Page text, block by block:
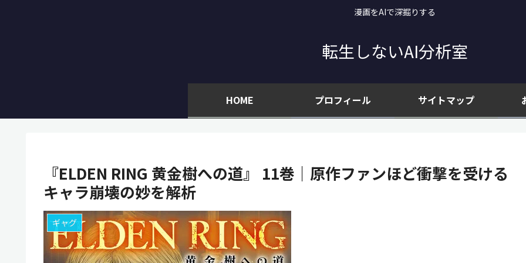
漫画をAIで深掘りする
転生しないAI分析室
HOME プロフィール サイトマップ
『ELDEN RING 黄金樹への道』 11巻｜原作ファンほど衝撃を受ける
キャラ崩壊の妙を解析
ギャグ